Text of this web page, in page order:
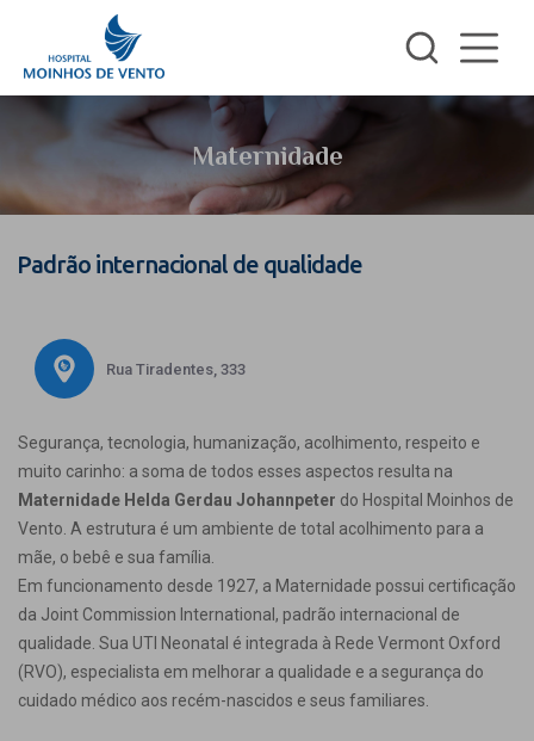
Maternidade
Padrão internacional de qualidade
Rua Tiradentes, 333
Segurança, tecnologia, humanização, acolhimento, respeito e
muito carinho: a soma de todos esses aspectos resulta na
Maternidade Helda Gerdau Johannpeter do Hospital Moinhos de
Vento. A estrutura é um ambiente de total acolhimento para a
mãe, o bebê e sua família.
Em funcionamento desde 1927, a Maternidade possui certificação
da Joint Commission International, padrão internacional de
qualidade. Sua UTI Neonatal é integrada à Rede Vermont Oxford
(RVO), especialista em melhorar a qualidade e a segurança do
cuidado médico aos recém-nascidos e seus familiares.